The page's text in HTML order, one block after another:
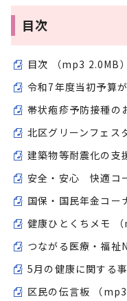
目次
目次 （mp3 2.0MB）
令和7年度当初予算
帯状疱疹予防接種の
北区グリーンフェス
建築物等耐震化の支
安全・安心 快適コ
国保・国民年金コー
健康ひとくちメモ
つながる医療・福祉
5月の健康に関する
区民の伝言板 （mp3